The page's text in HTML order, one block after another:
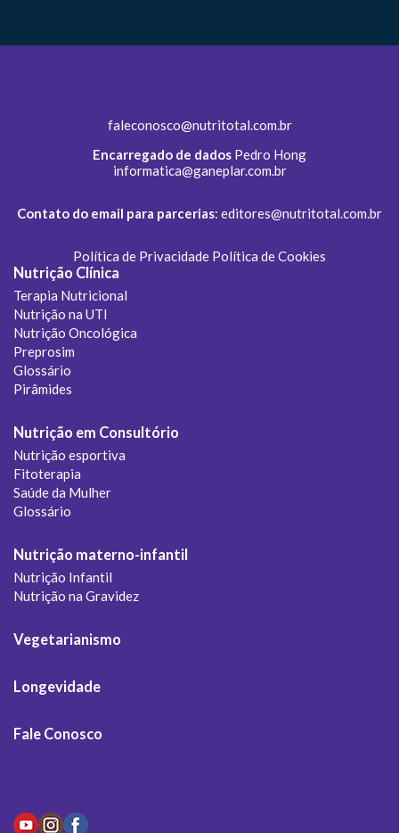
faleconosco@nutritotal.com.br
Encarregado de dados Pedro Hong
informatica@ganeplar.com.br
Contato do email para parcerias: editores@nutritotal.com.br
Política de Privacidade Política de Cookies
Nutrição Clínica
Terapia Nutricional
Nutrição na UTI
Nutrição Oncológica
Preprosim
Glossário
Pirâmides
Nutrição em Consultório
Nutrição esportiva
Fitoterapia
Saúde da Mulher
Glossário
Nutrição materno-infantil
Nutrição Infantil
Nutrição na Gravidez
Vegetarianismo
Longevidade
Fale Conosco